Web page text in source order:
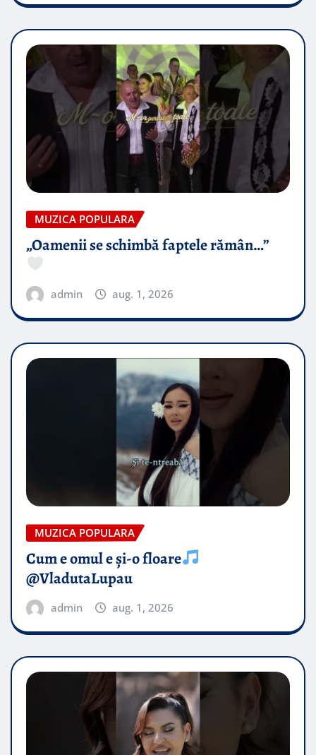
MUZICA POPULARA
„Oamenii se schimbă faptele rămân…”
admin aug. 1, 2026
MUZICA POPULARA
Cum e omul e și-o floare
@VladutaLupau
admin aug. 1, 2026